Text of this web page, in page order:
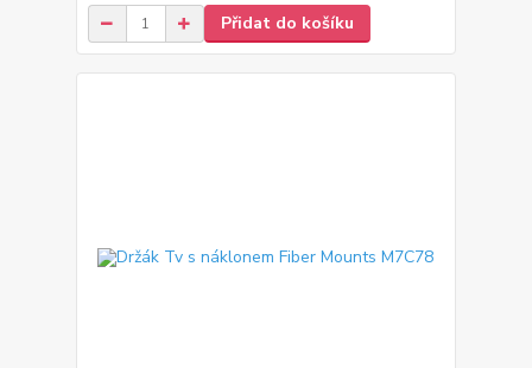
Přidat do košíku